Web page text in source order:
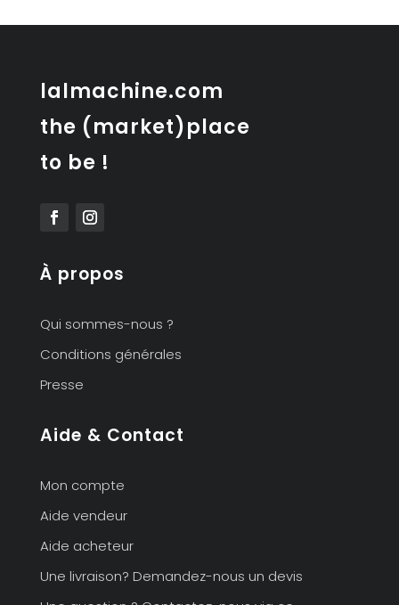
lalmachine.com
the (market)place
to be !
À propos
Qui sommes-nous ?
Conditions générales
Presse
Aide & Contact
Mon compte
Aide vendeur
Aide acheteur
Une livraison? Demandez-nous un devis